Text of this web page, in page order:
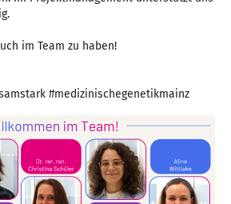
im Team zu haben!
#medizinischegenetikmainz